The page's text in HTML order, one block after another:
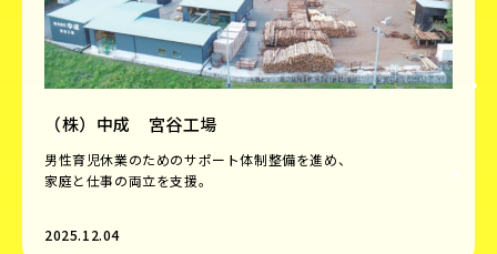
（株）中成 宮谷工場
男性育児休業のためのサポート体制整備を進め、
​​​​​​​家庭と仕事の両立を支援。
2025.12.04